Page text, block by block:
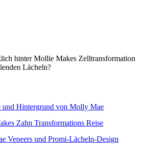
hinter Mollie Makes Zelltransformation
Lächeln?
und Hintergrund von Molly Mae
Zahn Transformations Reise
Veneers und Promi-Lächeln-Design